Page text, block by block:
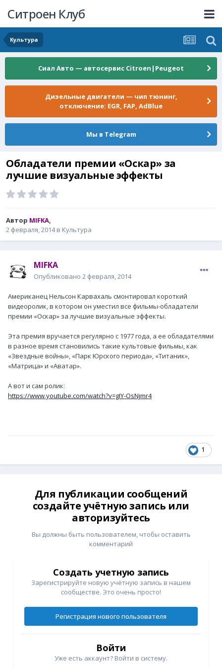
Ситроен Клуб
Культура
Сиал Авто — автосервис Citroen|Peugeot
Дизельные двигатели — чип тюнинг,
отключение: EGR, FAP, AdBlue
Мы в Telegram
Обладатели премии «Оскар» за
лучшие визуальные эффекты
Автор MIFKA,
2 февраля, 2014в Культура
MIFKA
Опубликовано 2 февраля, 2014
Американец Нельсон Карвахаль смонтировал короткий
видеоролик, в котором он уместил все фильмы-обладатели
премии «Оскар» за лучшие визуальные эффекты.
Эта премия вручается регулярно с 1977 года, а ее обладателями
в разное время становились такие культовые фильмы, как
«Звездные войны», «Парк Юрского периода», «Титаник»,
«Матрица» и «Аватар».
А вот и сам ролик:
https://www.youtube.com/watch?v=gIY-OsNjmr4
1
Для публикации сообщений
создайте учётную запись или
авторизуйтесь
Вы должны быть пользователем, чтобы оставить
комментарий
Создать учетную запись
Зарегистрируйте новую учётную запись в нашем
сообществе. Это очень просто!
Регистрация нового пользователя
Войти
Уже есть аккаунт? Войти в систему.